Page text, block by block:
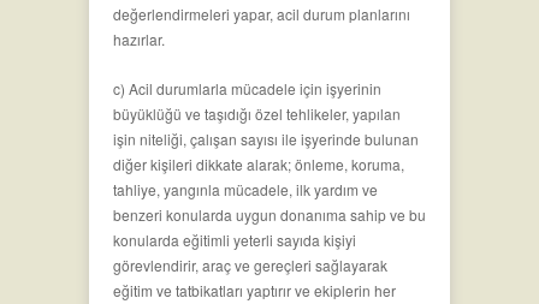
değerlendirmeleri yapar, acil durum planlarını
hazırlar.
c) Acil durumlarla mücadele için işyerinin
büyüklüğü ve taşıdığı özel tehlikeler, yapılan
işin niteliği, çalışan sayısı ile işyerinde bulunan
diğer kişileri dikkate alarak; önleme, koruma,
tahliye, yangınla mücadele, ilk yardım ve
benzeri konularda uygun donanıma sahip ve bu
konularda eğitimli yeterli sayıda kişiyi
görevlendirir, araç ve gereçleri sağlayarak
eğitim ve tatbikatları yaptırır ve ekiplerin her